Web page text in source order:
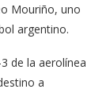
Mouriño, uno
argentino.
de la aerolínea
a